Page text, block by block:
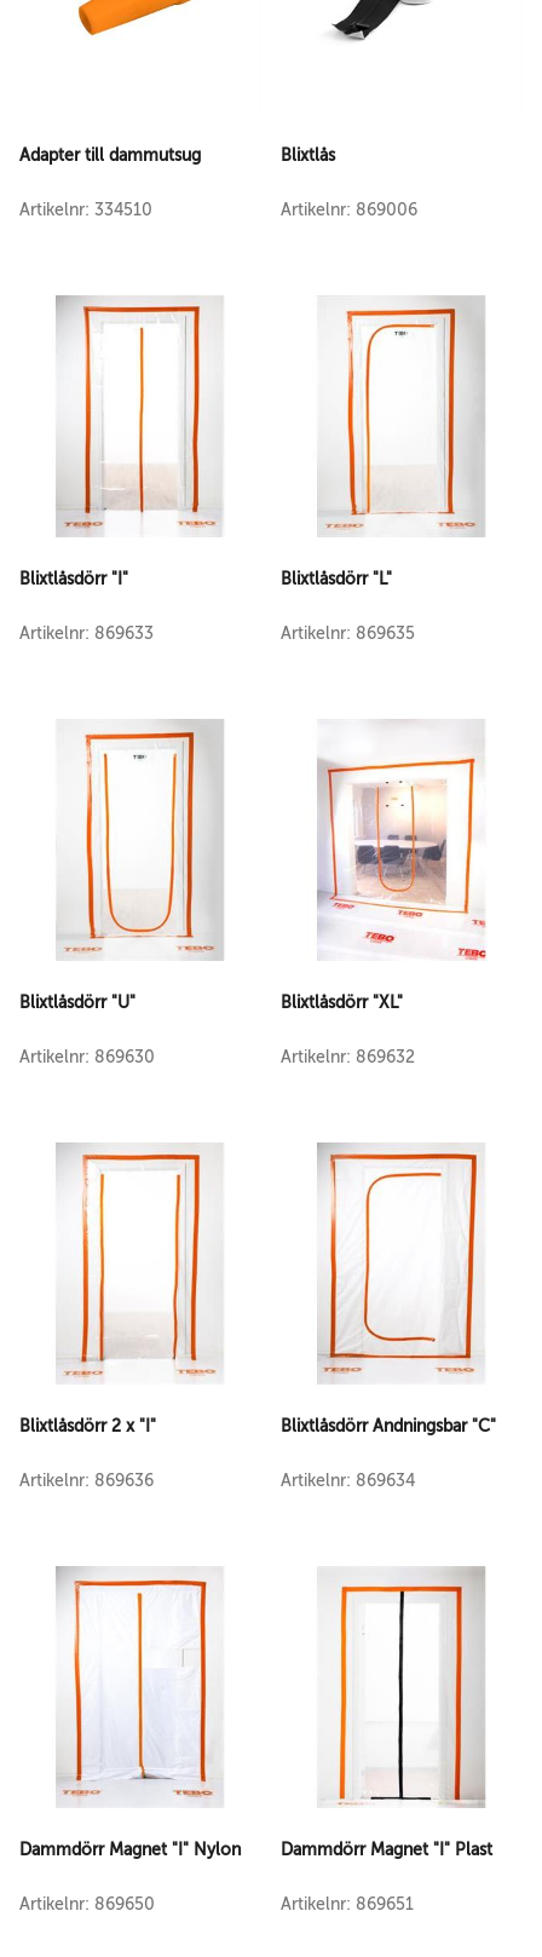
Adapter till dammutsug
Artikelnr: 334510
Blixtlås
Artikelnr: 869006
Blixtlåsdörr "I"
Artikelnr: 869633
Blixtlåsdörr "L"
Artikelnr: 869635
Blixtlåsdörr "U"
Artikelnr: 869630
Blixtlåsdörr "XL"
Artikelnr: 869632
Blixtlåsdörr 2 x "I"
Artikelnr: 869636
Blixtlåsdörr Andningsbar "C"
Artikelnr: 869634
Dammdörr Magnet "I" Nylon
Artikelnr: 869650
Dammdörr Magnet "I" Plast
Artikelnr: 869651